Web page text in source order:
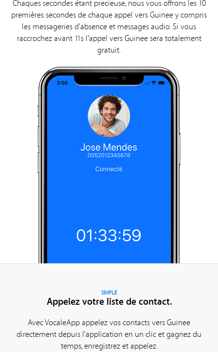
Chaques secondes étant precieuse, nous vous offrons les 10
premières secondes de chaque appel vers Guinee y compris
les messageries d'absence et messages audio. Si vous
raccrochez avant 11s l'appel vers Guinee sera totalement
gratuit.
SIMPLE
Appelez votre liste de contact.
Avec VocaleApp appelez vos contacts vers Guinee
directement depuis l'application en un clic et gagnez du
temps, enregistrez et appelez.